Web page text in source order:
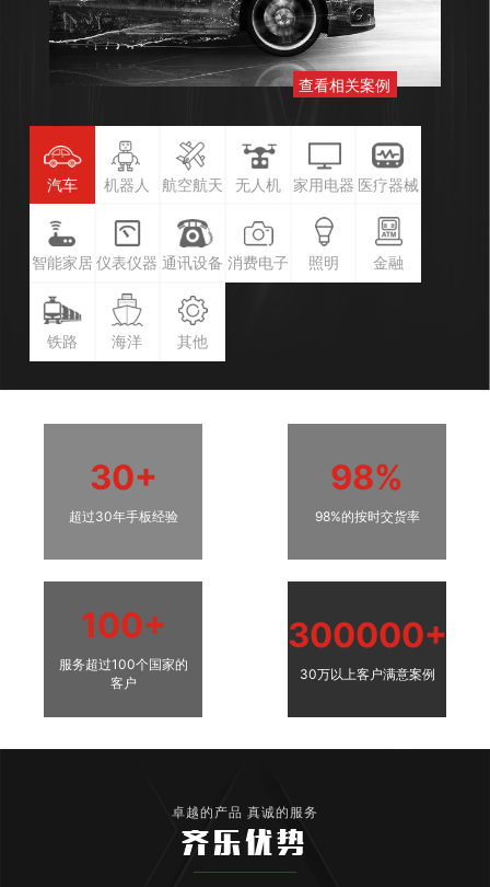
查看相关案例
汽车 机器人 航空航天 无人机 家用电器 医疗器械
智能家居 仪表仪器 通讯设备 消费电子 照明 金融
铁路 海洋 其他
30+
超过30年手板经验
98%
98%的按时交货率
100+
服务超过100个国家的
客户
300000+
30万以上客户满意案例
卓越的产品 真诚的服务
齐乐优势